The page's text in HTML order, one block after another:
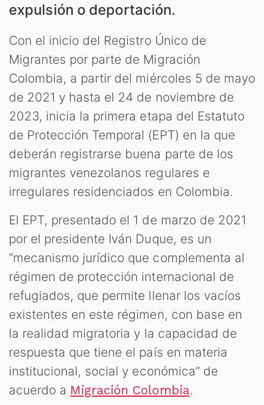
expulsión o deportación.
Con el inicio del Registro Único de
Migrantes por parte de Migración
Colombia, a partir del miércoles 5 de mayo
de 2021 y hasta el 24 de noviembre de
2023, inicia la primera etapa del Estatuto
de Protección Temporal (EPT) en la que
deberán registrarse buena parte de los
migrantes venezolanos regulares e
irregulares residenciados en Colombia.
El EPT, presentado el 1 de marzo de 2021
por el presidente Iván Duque, es un
“mecanismo jurídico que complementa al
régimen de protección internacional de
refugiados, que permite llenar los vacíos
existentes en este régimen, con base en
la realidad migratoria y la capacidad de
respuesta que tiene el país en materia
institucional, social y económica” de
acuerdo a Migración Colombia.